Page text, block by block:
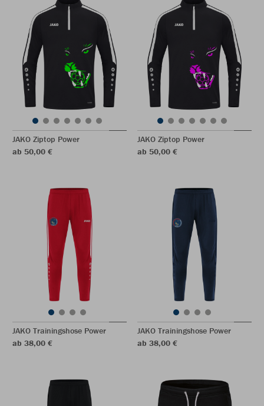
JAKO Ziptop Power
ab 50,00 €
JAKO Ziptop Power
ab 50,00 €
JAKO Trainingshose Power
ab 38,00 €
JAKO Trainingshose Power
ab 38,00 €